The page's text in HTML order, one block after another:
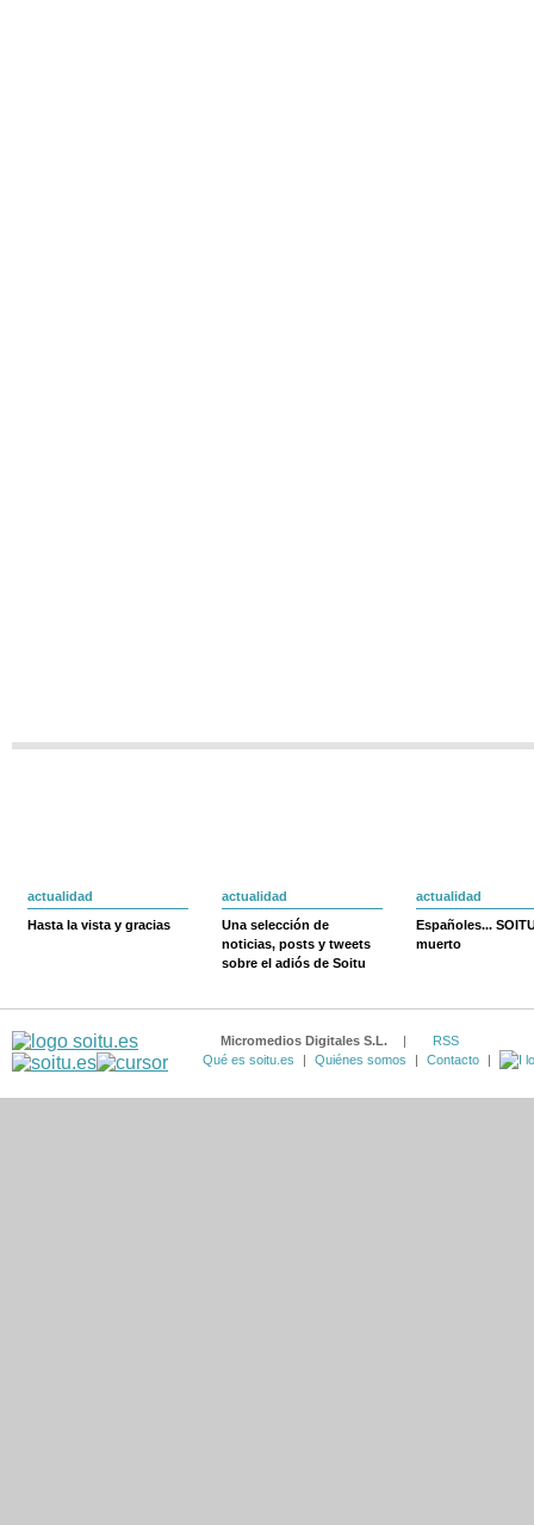
actualidad
Hasta la vista y gracias
actualidad
Una selección de
noticias, posts y tweets
sobre el adiós de Soitu
actualidad
Españoles...
muerto
Micromedios Digitales S.L. |
RSS
Qué es soitu.es
| Quiénes somos | Contacto |